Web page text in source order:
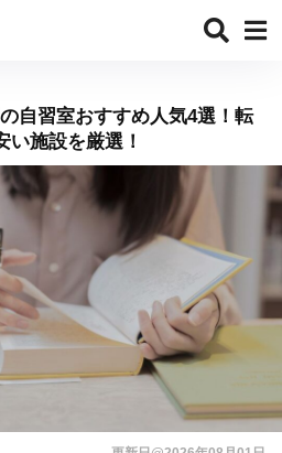
自習室おすすめ人気4選！転
い施設を厳選！